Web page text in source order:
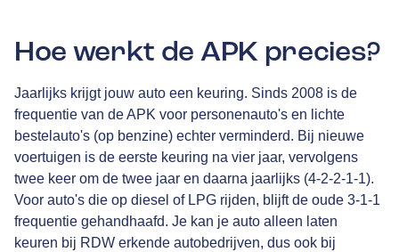
Hoe werkt de APK precies?
Jaarlijks krijgt jouw auto een keuring. Sinds 2008 is de
frequentie van de APK voor personenauto's en lichte
bestelauto's (op benzine) echter verminderd. Bij nieuwe
voertuigen is de eerste keuring na vier jaar, vervolgens
twee keer om de twee jaar en daarna jaarlijks (4-2-2-1-1).
Voor auto's die op diesel of LPG rijden, blijft de oude 3-1-1
frequentie gehandhaafd. Je kan je auto alleen laten
keuren bij RDW erkende autobedrijven, dus ook bij